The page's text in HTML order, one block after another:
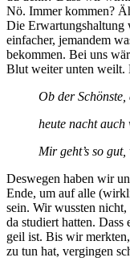
Nö. Immer kommen?
Die Erwartungshaltung
einfacher, jemandem
bekommen. Bei uns
Blut weiter unten weilt.
Ob der
heute nacht
Mir geht’s so
Deswegen haben wir
Ende, um auf alle
sein. Wir wussten nicht,
da studiert hatten. Dass
geil ist. Bis wir
zu tun hat, vergingen